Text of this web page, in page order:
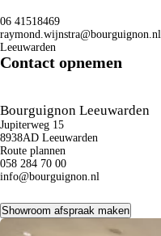
06 41518469
raymond.wijnstra@bourguignon.nl
Leeuwarden
Contact opnemen
Bourguignon Leeuwarden
Jupiterweg 15
8938AD Leeuwarden
Route plannen
058 284 70 00
info@bourguignon.nl
Showroom afspraak maken